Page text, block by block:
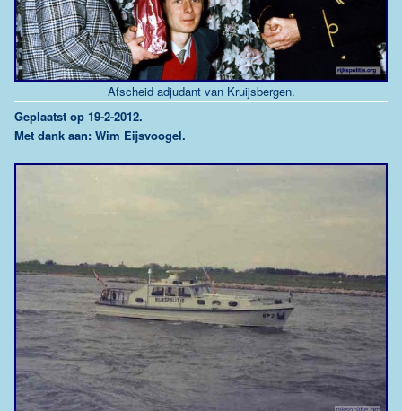
Afscheid adjudant van Kruijsbergen.
Geplaatst op 19-2-2012.
Met dank aan: Wim Eijsvoogel.